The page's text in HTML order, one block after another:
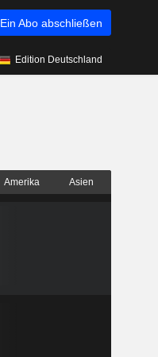
Ein Abo abschließen
Edition Deutschland
Amerika Asien